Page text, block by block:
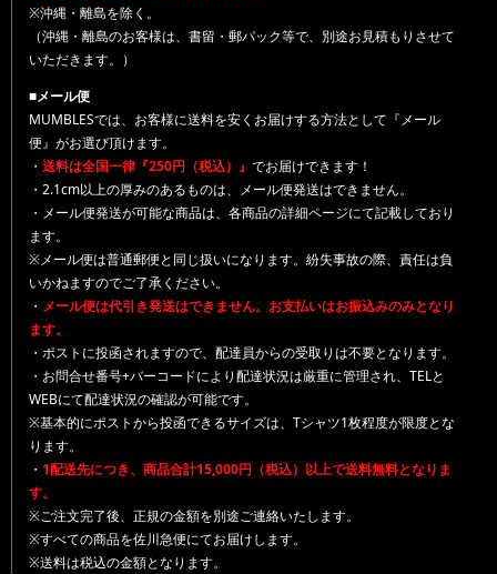
※沖縄・離島を除く。
（沖縄・離島のお客様は、書留・郵パック等で、別途お見積もりさせて
いただきます。）
■メール便
MUMBLESでは、お客様に送料を安くお届けする方法として『メール
便』がお選び頂けます。
・ 送料は全国一律『250円（税込）』 でお届けできます！
・2.1cm以上の厚みのあるものは、メール便発送はできません。
・メール便発送が可能な商品は、各商品の詳細ページにて記載しており
ます。
※メール便は普通郵便と同じ扱いになります。紛失事故の際、責任は負
いかねますのでご了承ください。
・ メール便は代引き発送はできません。お支払いはお振込みのみとなり
ます。
・ポストに投函されますので、配達員からの受取りは不要となります。
・お問合せ番号+バーコードにより配達状況は厳重に管理され、TELと
WEBにて配達状況の確認が可能です。
※基本的にポストから投函できるサイズは、Tシャツ1枚程度が限度とな
ります。
・ 1配送先につき、商品合計15,000円（税込）以上で送料無料となりま
す。
※ご注文完了後、正規の金額を別途ご連絡いたします。
※すべての商品を佐川急便にてお届けします。
※送料は税込の金額となります。